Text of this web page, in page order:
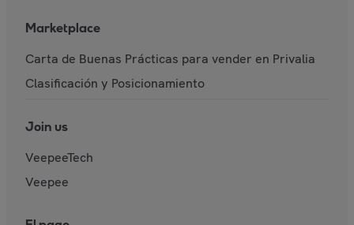
Marketplace
Carta de Buenas Prácticas para vender en Privalia
Clasificación y Posicionamiento
Join us
VeepeeTech
Veepee